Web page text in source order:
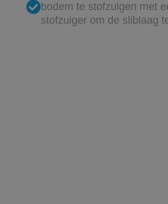
bodem te stofzuigen met
stofzuiger om de sliblaag